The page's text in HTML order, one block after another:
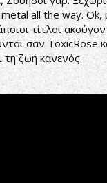
all the way. Ok,
τίτλοι
σαν ToxicRose
τη ζωή κανενός.